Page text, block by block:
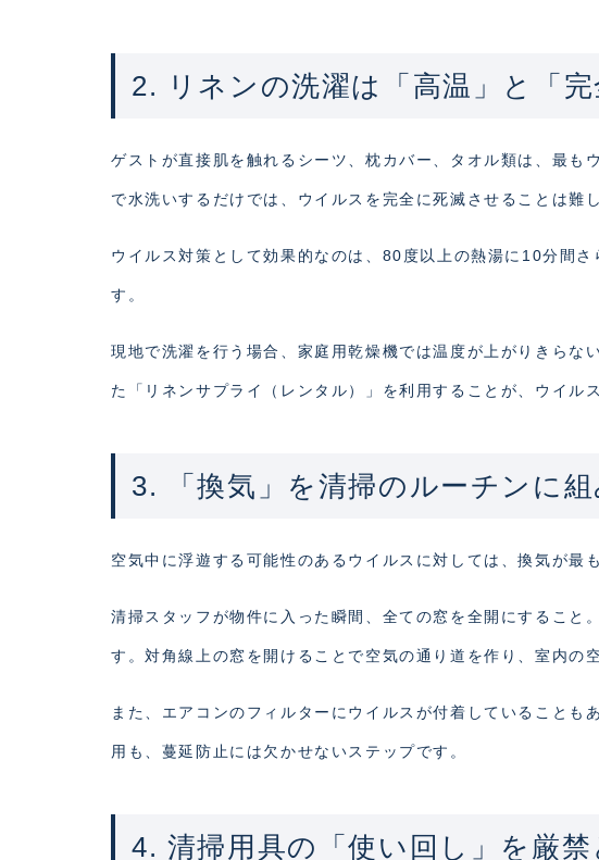
2. リネンの洗濯は「高温」と「完
ゲストが直接肌を触れるシーツ、枕カバー、タオル類は、最も
で水洗いするだけでは、ウイルスを完全に死滅させることは難
ウイルス対策として効果的なのは、80度以上の熱湯に10分間
す。
現地で洗濯を行う場合、家庭用乾燥機では温度が上がりきらな
た「リネンサプライ（レンタル）」を利用することが、ウイル
3. 「換気」を清掃のルーチンに組
空気中に浮遊する可能性のあるウイルスに対しては、換気が最
清掃スタッフが物件に入った瞬間、全ての窓を全開にすること
す。対角線上の窓を開けることで空気の通り道を作り、室内の
また、エアコンのフィルターにウイルスが付着していること
用も、蔓延防止には欠かせないステップです。
4. 清掃用具の「使い回し」を厳禁